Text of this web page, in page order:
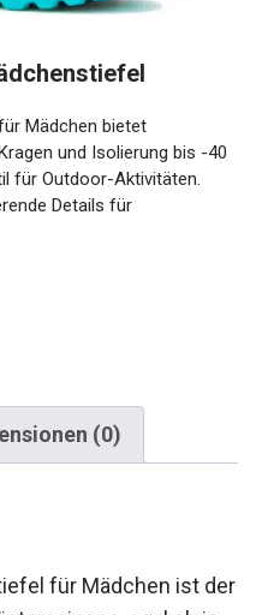
und Isolierung bis
Stil für Outdoor-
reflektierende Details
(0)
Wintersaisons, egal